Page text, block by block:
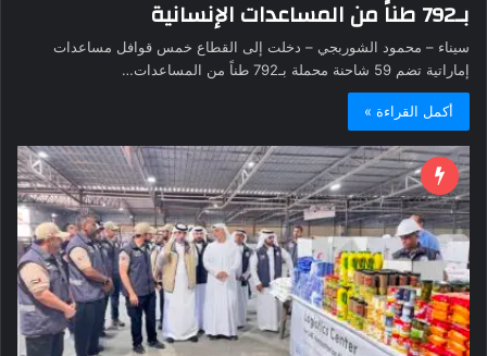
بـ792 طناً من المساعدات الإنسانية
سيناء – محمود الشوربجي – دخلت إلى القطاع خمس قوافل مساعدات
إماراتية تضم 59 شاحنة محملة بـ792 طناً من المساعدات…
أكمل القراءة »